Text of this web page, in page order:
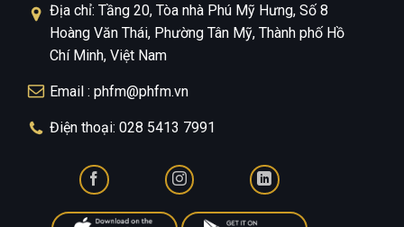
Địa chỉ: Tầng 20, Tòa nhà Phú Mỹ Hưng, Số 8
Hoàng Văn Thái, Phường Tân Mỹ, Thành phố Hồ
Chí Minh, Việt Nam
Email : phfm@phfm.vn
Điện thoại: 028 5413 7991